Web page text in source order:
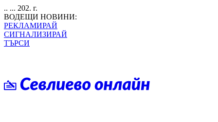
.. ... 202. г.
ВОДЕЩИ НОВИНИ:
РЕКЛАМИРАЙ
СИГНАЛИЗИРАЙ
ТЪРСИ